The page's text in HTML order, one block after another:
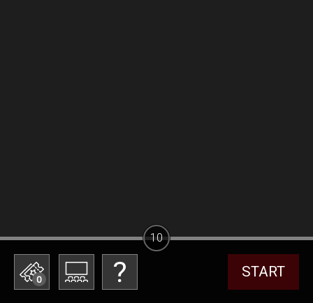
0 START
10